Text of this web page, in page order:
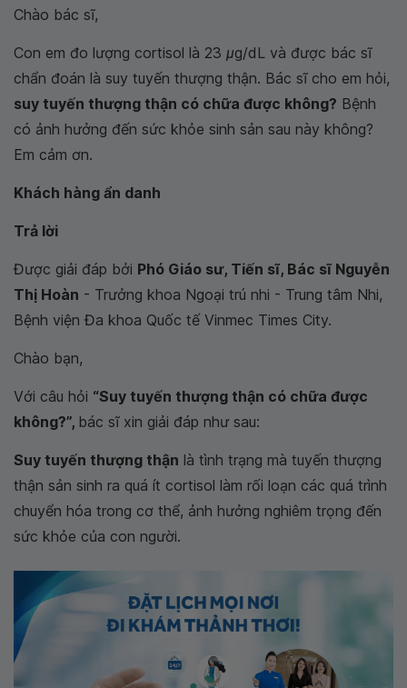
Chào bác sĩ,
Con em đo lượng cortisol là 23 μg/dL và được bác sĩ
chẩn đoán là suy tuyến thượng thận. Bác sĩ cho em hỏi,
suy tuyến thượng thận có chữa được không? Bệnh
có ảnh hưởng đến sức khỏe sinh sản sau này không?
Em cảm ơn.
Khách hàng ẩn danh
Trả lời
Được giải đáp bởi Phó Giáo sư, Tiến sĩ, Bác sĩ Nguyễn
Thị Hoàn - Trưởng khoa Ngoại trú nhi - Trung tâm Nhi,
Bệnh viện Đa khoa Quốc tế Vinmec Times City.
Chào bạn,
Với câu hỏi “Suy tuyến thượng thận có chữa được
không?”, bác sĩ xin giải đáp như sau:
Suy tuyến thượng thận là tình trạng mà tuyến thượng
thận sản sinh ra quá ít cortisol làm rối loạn các quá trình
chuyển hóa trong cơ thể, ảnh hưởng nghiêm trọng đến
sức khỏe của con người.